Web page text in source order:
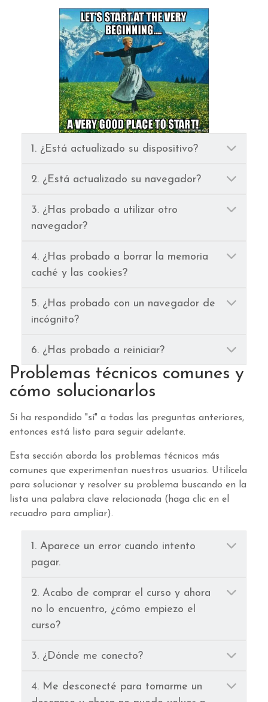
1. ¿Está actualizado su dispositivo?
2. ¿Está actualizado su navegador?
3. ¿Has probado a utilizar otro
navegador?
4. ¿Has probado a borrar la memoria
caché y las cookies?
5. ¿Has probado con un navegador de
incógnito?
6. ¿Has probado a reiniciar?
Problemas técnicos comunes y
cómo solucionarlos
Si ha respondido "sí" a todas las preguntas anteriores,
entonces está listo para seguir adelante.
Esta sección aborda los problemas técnicos más
comunes que experimentan nuestros usuarios. Utilícela
para solucionar y resolver su problema buscando en la
lista una palabra clave relacionada (haga clic en el
recuadro para ampliar).
1. Aparece un error cuando intento
pagar.
2. Acabo de comprar el curso y ahora
no lo encuentro, ¿cómo empiezo el
curso?
3. ¿Dónde me conecto?
4. Me desconecté para tomarme un